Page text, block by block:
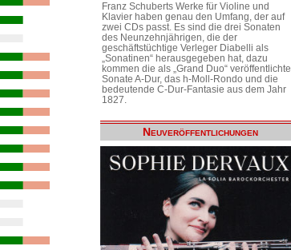
Franz Schuberts Werke für Violine und
Klavier haben genau den Umfang, der auf
zwei CDs passt. Es sind die drei Sonaten
des Neunzehnjährigen, die der
geschäftstüchtige Verleger Diabelli als
„Sonatinen“ herausgegeben hat, dazu
kommen die als „Grand Duo“ veröffentlichte
Sonate A-Dur, das h-Moll-Rondo und die
bedeutende C-Dur-Fantasie aus dem Jahr
1827.
Neuveröffentlichungen